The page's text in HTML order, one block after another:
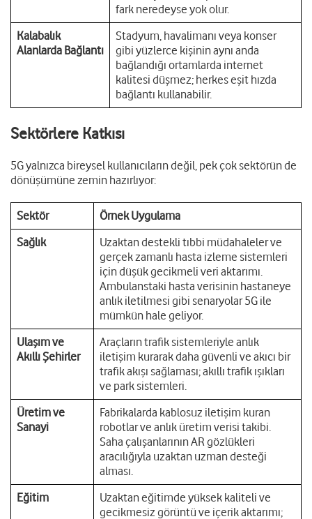
fark neredeyse yok olur.
Kalabalık
Alanlarda Bağlantı
Stadyum, havalimanı veya konser
gibi yüzlerce kişinin aynı anda
bağlandığı ortamlarda internet
kalitesi düşmez; herkes eşit hızda
bağlantı kullanabilir.
Sektörlere Katkısı
5G yalnızca bireysel kullanıcıların değil, pek çok sektörün de
dönüşümüne zemin hazırlıyor:
Sektör
Örnek Uygulama
Sağlık
Uzaktan destekli tıbbi müdahaleler ve
gerçek zamanlı hasta izleme sistemleri
için düşük gecikmeli veri aktarımı.
Ambulanstaki hasta verisinin hastaneye
anlık iletilmesi gibi senaryolar 5G ile
mümkün hale geliyor.
Ulaşım ve
Akıllı Şehirler
Araçların trafik sistemleriyle anlık
iletişim kurarak daha güvenli ve akıcı bir
trafik akışı sağlaması; akıllı trafik ışıkları
ve park sistemleri.
Üretim ve
Sanayi
Fabrikalarda kablosuz iletişim kuran
robotlar ve anlık üretim verisi takibi.
Saha çalışanlarının AR gözlükleri
aracılığıyla uzaktan uzman desteği
alması.
Eğitim
Uzaktan eğitimde yüksek kaliteli ve
gecikmesiz görüntü ve içerik aktarımı;